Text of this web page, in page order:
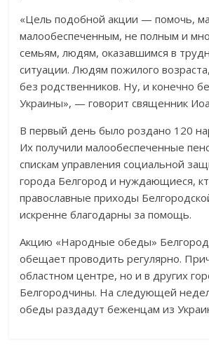
«Цель подобной акции — помочь,
малообеспеченным, не полным и
семьям, людям, оказавшимся в
ситуации. Людям пожилого
без родственников. Ну, и конечно
Украины», — говорит священник
В первый день было роздано 120
Их получили малообеспеченные
спискам управления социальной
города Белгород и нуждающиеся,
православные приходы
искренне благодарны за помощь.
Акцию «Народные обеды»
обещает проводить регулярно.
областном центре, но и в других
Белгородчины. На следующей
обеды раздадут беженцам из